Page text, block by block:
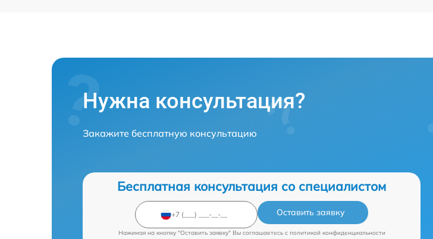
Нужна консультация?
Закажите бесплатную консультацию
Бесплатная консультация со специалистом
Оставить заявку
Нажимая на кнопку "Оставить заявку" Вы соглашаетесь c политикой конфиденциальности